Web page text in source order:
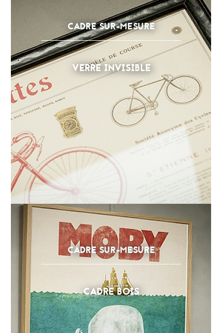
CADRE SUR-MESURE
VERRE INVISIBLE
CADRE SUR-MESURE
CADRE BOIS